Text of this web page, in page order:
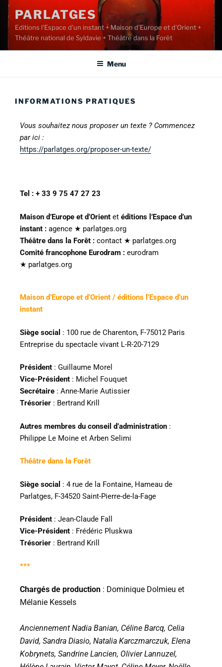
PARLATGES
Editions l'Espace d'un instant + Maison d'Europe et d'Orient +
Théâtre national de Syldavie + Théâtre dans la Forêt
Menu
INFORMATIONS PRATIQUES
Vous souhaitez nous proposer un texte ? Commencez
par ici :
https://parlatges.org/proposer-un-texte/
Tel : + 33 9 75 47 27 23
Maison d’Europe et d’Orient et éditions l’Espace d’un
instant : agence ★ parlatges.org
Théâtre dans la Forêt : contact ★ parlatges.org
Comité francophone Eurodram : eurodram
★ parlatges.org
Maison d’Europe et d’Orient / éditions l’Espace d’un
instant
Siège social : 100 rue de Charenton, F-75012 Paris
Entreprise du spectacle vivant L-R-20-7129
Président : Guillaume Morel
Vice-Président : Michel Fouquet
Secrétaire : Anne-Marie Autissier
Trésorier : Bertrand Krill
Autres membres du conseil d’administration :
Philippe Le Moine et Arben Selimi
Théâtre dans la Forêt
Siège social : 4 rue de la Fontaine, Hameau de
Parlatges, F-34520 Saint-Pierre-de-la-Fage
Président : Jean-Claude Fall
Vice-Président : Frédéric Pluskwa
Trésorier : Bertrand Krill
***
Chargés de production : Dominique Dolmieu et
Mélanie Kessels
Anciennement Nadia Banian, Céline Barcq, Celia
David, Sandra Diasio, Natalia Karczmarczuk, Elena
Kobrynets, Sandrine Lancien, Olivier Lannuzel,